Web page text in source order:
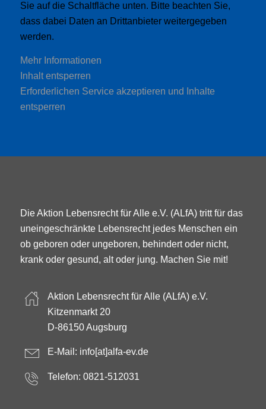
Sie auf die Schaltfläche unten. Bitte beachten Sie,
dass dabei Daten an Drittanbieter weitergegeben
werden.
Mehr Informationen
Inhalt entsperren
Erforderlichen Service akzeptieren und Inhalte
entsperren
Die Aktion Lebensrecht für Alle e.V. (ALfA) tritt für das
uneingeschränkte Lebensrecht jedes Menschen ein
ob geboren oder ungeboren, behindert oder nicht,
krank oder gesund, alt oder jung. Machen Sie mit!
Aktion Lebensrecht für Alle (ALfA) e.V.
Kitzenmarkt 20
D-86150 Augsburg
E-Mail: info[at]alfa-ev.de
Telefon: 0821-512031